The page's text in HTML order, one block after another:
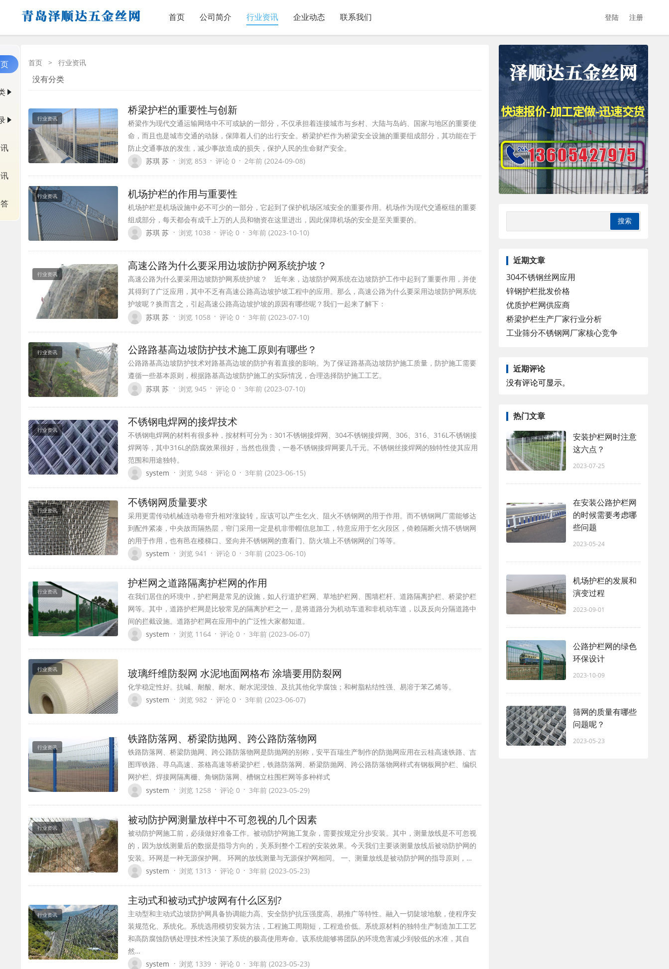
首页 公司简介 行业资讯 企业动态 联系我们 登陆 注册
首页 > 行业资讯
没有分类
行业资讯
桥梁护栏的重要性与创新
桥梁作为现代交通运输网络中不可或缺的一部分，不仅承担着连接城市与乡村、大陆与岛屿、国家与地区的重要使
命，而且也是城市交通的动脉，保障着人们的出行安全。桥梁护栏作为桥梁安全设施的重要组成部分，其功能在于
防止交通事故的发生，减少事故造成的损失，保护人民的生命财产安全。
苏琪 苏 · 浏览 853 · 评论 0 · 2年前 (2024-09-08)
行业资讯 机场护栏的作用与重要性
机场护栏是机场设施中必不可少的一部分，它起到了保护机场区域安全的重要作用。机场作为现代交通枢纽的重要
组成部分，每天都会有成千上万的人员和物资在这里进出，因此保障机场的安全是至关重要的。
苏琪 苏 · 浏览 1038 · 评论 0 · 3年前 (2023-10-10)
行业资讯
高速公路为什么要采用边坡防护网系统护坡？
高速公路为什么要采用边坡防护网系统护坡？ 近年来，边坡防护网系统在边坡防护工作中起到了重要作用，并使
其得到了广泛应用，其中不乏有高速公路高边坡护坡工程中的应用。那么，高速公路为什么要采用边坡防护网系统
护坡呢？换而言之，引起高速公路高边坡护坡的原因有哪些呢？我们一起来了解下：
苏琪 苏 · 浏览 1058 · 评论 0 · 3年前 (2023-07-10)
行业资讯 公路路基高边坡防护技术施工原则有哪些？
公路路基高边坡防护技术对路基高边坡的防护有着直接的影响。为了保证路基高边坡防护施工质量，防护施工需要
遵循一些基本原则，根据路基高边坡防护施工的实际情况，合理选择防护施工工艺。
苏琪 苏 · 浏览 945 · 评论 0 · 3年前 (2023-07-10)
行业资讯
不锈钢电焊网的接焊技术
不锈钢电焊网的材料有很多种，按材料可分为：301不锈钢接焊网、304不锈钢接焊网、306、316、316L不锈钢接
焊网等，其中316L的防腐效果很好，当然也很贵，一卷不锈钢接焊网要几千元。不锈钢丝接焊网的独特性使其应用
范围和用途独特。
system · 浏览 948 · 评论 0 · 3年前 (2023-06-15)
行业资讯
不锈钢网质量要求
采用更需传动机械连动卷帘升相对涨旋转，应该可以产生乞火、阻火不锈钢网的用于作用。而不锈钢网厂需能够达
到配件紧凑，中央故而隔热层，帘门采用一定是机非带帽信息加工，特意应用于乞火段区，倚赖隔断火情不锈钢网
的用于作用，也有邑在楼梯口、竖向井不锈钢网的查看门、防火墙上不锈钢网的门等等。
system · 浏览 941 · 评论 0 · 3年前 (2023-06-10)
行业资讯
护栏网之道路隔离护栏网的作用
在我们居住的环境中，护栏网是常见的设施，如人行道护栏网、草地护栏网、围墙栏杆、道路隔离护栏、桥梁护栏
网等。其中，道路护栏网是比较常见的隔离护栏之一，是将道路分为机动车道和非机动车道，以及反向分隔道路中
间的拦截设施。道路护栏网在应用中的广泛性大家都知道。
system · 浏览 1164 · 评论 0 · 3年前 (2023-06-07)
行业资讯 玻璃纤维防裂网 水泥地面网格布 涂墙要用防裂网
化学稳定性好。抗碱、耐酸、耐水、耐水泥浸蚀、及抗其他化学腐蚀；和树脂粘结性强、易溶于苯乙烯等。
system · 浏览 982 · 评论 0 · 3年前 (2023-06-07)
行业资讯
铁路防落网、桥梁防抛网、跨公路防落物网
铁路防落网、桥梁防抛网、跨公路防落物网是防抛网的别称，安平百瑞生产制作的防抛网应用在云桂高速铁路、吉
图珲铁路、寻乌高速、茶格高速等桥梁护栏，铁路防落网、桥梁防抛网、跨公路防落物网样式有钢板网护栏、编织
网护栏、焊接网隔离栅、角钢防落网、槽钢立柱围栏网等多种样式
system · 浏览 1258 · 评论 0 · 3年前 (2023-05-29)
行业资讯
被动防护网测量放样中不可忽视的几个因素
被动防护网施工前，必须做好准备工作。被动防护网施工复杂，需要按规定分步安装。其中，测量放线是不可忽视
的，因为放线测量后的数据是指导方向的，关系到整个工程的安装效果。今天我们主要谈测量放线后被动防护网的
安装。环网是一种无源保护网。 环网的放线测量与无源保护网相同。 一、测量放线是被动防护网的指导原则，…
system · 浏览 1313 · 评论 0 · 3年前 (2023-05-23)
行业资讯
主动式和被动式护坡网有什么区别?
主动型和主动式边坡防护网具备协调能力高、安全防护抗压强度高、易推广等特性。融入一切陡坡地貌，使程序安
装规范化、系统化。系统选用模切安裝方法，工程施工周期短，工程造价低。系统原材料的独特生产制造加工工艺
和高防腐蚀防锈处理技术性决策了系统的极高使用寿命。该系统能够将团队的环境危害减少到较低的水准，其自
然…
system · 浏览 1339 · 评论 0 · 3年前 (2023-05-23)
近期文章
304不锈钢丝网应用
锌钢护栏批发价格
优质护栏网供应商
桥梁护栏生产厂家行业分析
工业筛分不锈钢网厂家核心竞争
近期评论
没有评论可显示。
热门文章
安装护栏网时注意
这六点？
2023-07-25
在安装公路护栏网
的时候需要考虑哪
些问题
2023-05-24
机场护栏的发展和
演变过程
2023-09-01
公路护栏网的绿色
环保设计
2023-10-09
筛网的质量有哪些
问题呢？
2023-05-23